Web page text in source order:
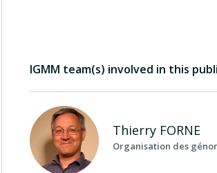
IGMM team(s) involved in this
Thierry FORNE
Organisation des